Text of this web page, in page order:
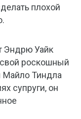
плохой
Эндрю Уайк
роскошный
Майло Тиндла
супруги, он